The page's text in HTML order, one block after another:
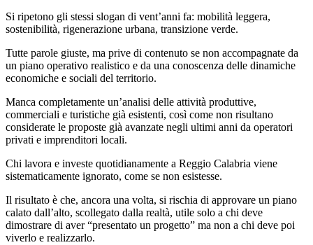
Si ripetono gli stessi slogan di vent’anni fa: mobilità leggera,
sostenibilità, rigenerazione urbana, transizione verde.
Tutte parole giuste, ma prive di contenuto se non accompagnate da
un piano operativo realistico e da una conoscenza delle dinamiche
economiche e sociali del territorio.
Manca completamente un’analisi delle attività produttive,
commerciali e turistiche già esistenti, così come non risultano
considerate le proposte già avanzate negli ultimi anni da operatori
privati e imprenditori locali.
Chi lavora e investe quotidianamente a Reggio Calabria viene
sistematicamente ignorato, come se non esistesse.
Il risultato è che, ancora una volta, si rischia di approvare un piano
calato dall’alto, scollegato dalla realtà, utile solo a chi deve
dimostrare di aver “presentato un progetto” ma non a chi deve poi
viverlo e realizzarlo.